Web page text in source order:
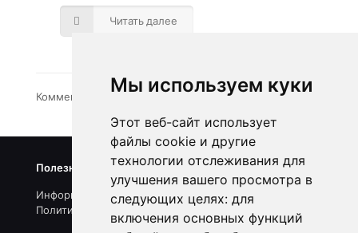
Мы используем куки
Этот веб-сайт использует
файлы cookie и другие
технологии отслеживания для
улучшения вашего просмотра в
следующих целях: для
включения основных функций
Читать далее
Комментарии закрыты.
Полезные ссылки
Информация о нас
Политика конфиденциальности